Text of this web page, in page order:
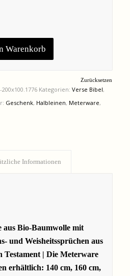
Zurücksetzen
Warenkorb
200x100.1776 Kategorien: Verse Bibel,
Geschenk, Halbleinen, Meterware,
Informationen
aus Bio-Baumwolle mit
und Weisheitssprüchen aus
Testament | Die Meterware
erhältlich: 140 cm, 160 cm,